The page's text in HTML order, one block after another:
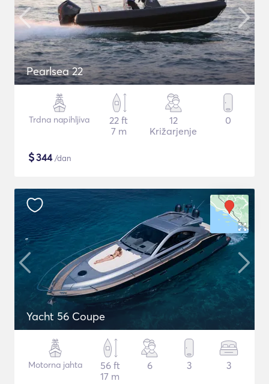
Pearlsea 22
Trdna napihljiva
22 ft
7 m
12
Križarjenje
0
$344/dan
Yacht 56 Coupe
Motorna jahta
56 ft
17 m
6 3 3